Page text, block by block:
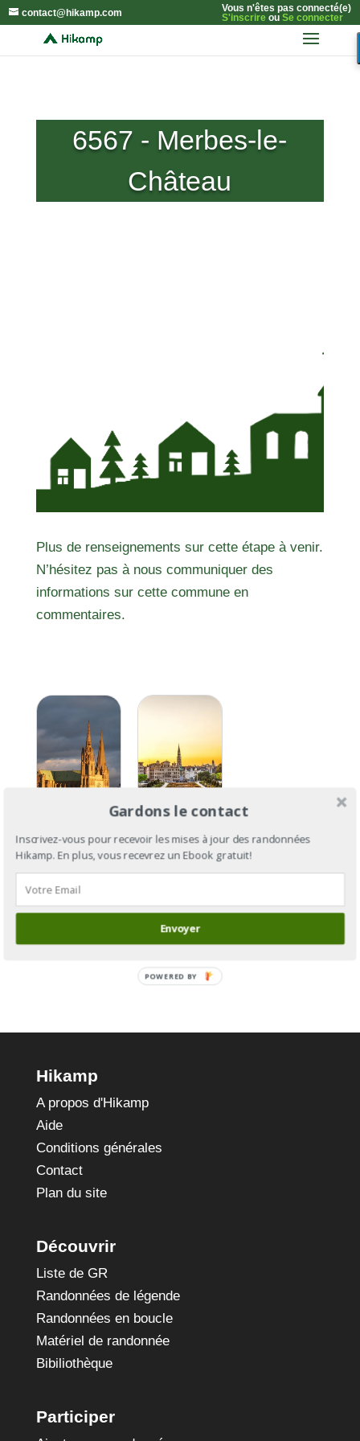
contact@hikamp.com
Vous n'êtes pas connecté(e)
S'inscrireou Se connecter
6567 - Merbes-le-
Château
Plus de renseignements sur cette étape à venir.
N’hésitez pas à nous communiquer des
informations sur cette commune en
commentaires.
et Via
Turonensis
Bruxelles
à Saint-
GR®655
section 1 :
de
à
Maubeuge
Hikamp
A propos d'Hikamp
Aide
Conditions générales
Contact
Plan du site
Découvrir
Liste de GR
Randonnées de légende
Randonnées en boucle
Matériel de randonnée
Bibiliothèque
Participer
Gardons le contact
Inscrivez-vous pour recevoir les mises à jour des randonnées
Hikamp. En plus, vous recevrez un Ebook gratuit!
Envoyer
POWERED BY